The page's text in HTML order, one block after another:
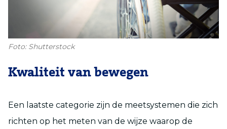
Foto: Shutterstock
Kwaliteit van bewegen
Een laatste categorie zijn de meetsystemen die zich
richten op het meten van de wijze waarop de